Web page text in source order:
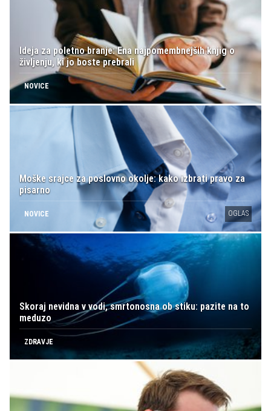
Ideja za poletno branje: Ena najpomembnejših knjig o
življenju, ki jo boste prebrali
NOVICE
Moške srajce za poslovno okolje: kako izbrati pravo za
pisarno
NOVICE OGLAS
Skoraj nevidna v vodi, smrtonosna ob stiku: pazite na to
meduzo
ZDRAVJE